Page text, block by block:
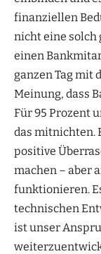
finanziellen
nicht eine solch
einen
ganzen Tag mit
Meinung, dass
Für 95 Prozent
das mitnichten.
positive
machen – aber
funktionieren.
technischen
ist unser